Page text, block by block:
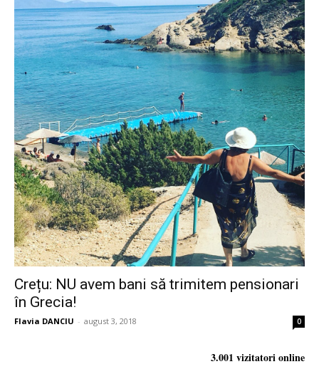
Crețu: NU avem bani să trimitem pensionari
în Grecia!
Flavia DANCIU - august 3, 2018 0
3.001 vizitatori online